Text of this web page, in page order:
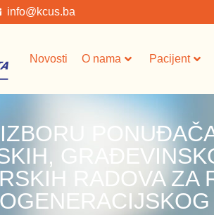
info@kcus.ba
Novosti O nama Pacijent
RADOVA ZA